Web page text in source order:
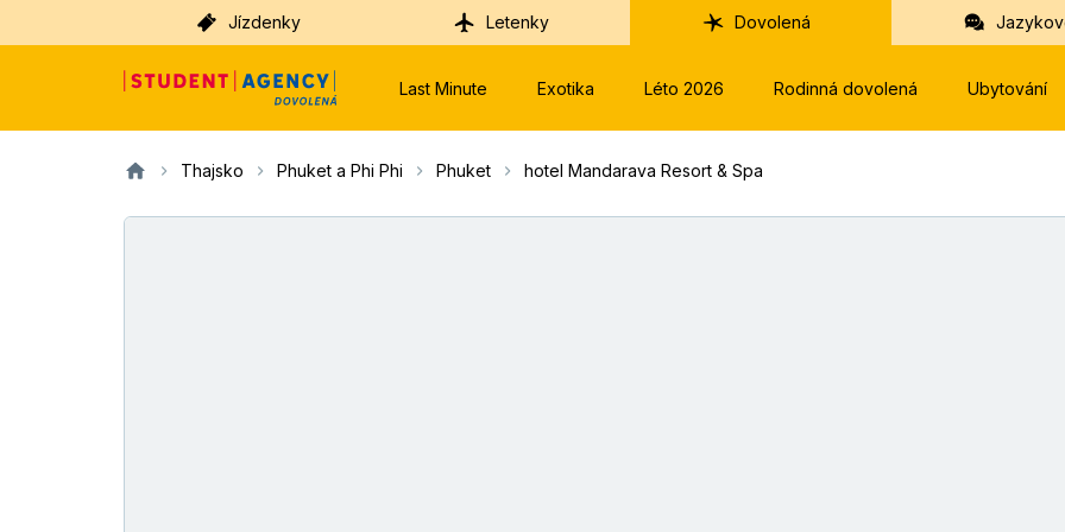
Jízdenky Letenky Dovolená
Last Minute Exotika Léto 2026 Rodinná dovolená Ubytování
Thajsko Phuket a Phi Phi Phuket hotel Mandarava Resort & Spa